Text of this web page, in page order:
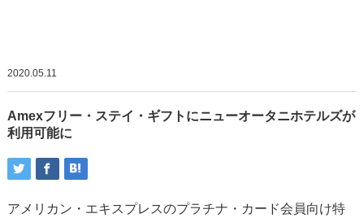
2020.05.11
Amexフリー・ステイ・ギフトにニューオータニホテルズが
利用可能に
アメリカン・エキスプレスのプラチナ・カード会員向け特